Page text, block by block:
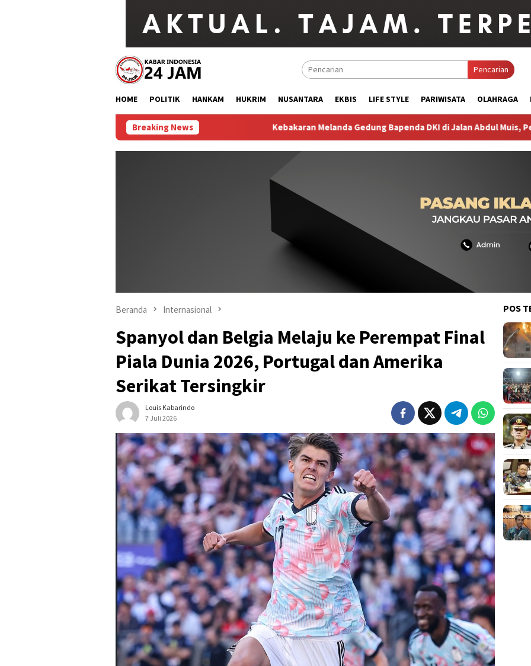
Pencarian
HOME POLITIK HANKAM HUKRIM NUSANTARA EKBIS LIFE STYLE PARIWISATA OLAHRAGA
Breaking News Kebakaran Melanda Gedung Bapenda DKI di Jalan Abdul Muis, Pemadaman
Beranda Internasional
Spanyol dan Belgia Melaju ke Perempat Final
Piala Dunia 2026, Portugal dan Amerika
Serikat Tersingkir
Louis Kabarindo
7 Juli 2026
POS